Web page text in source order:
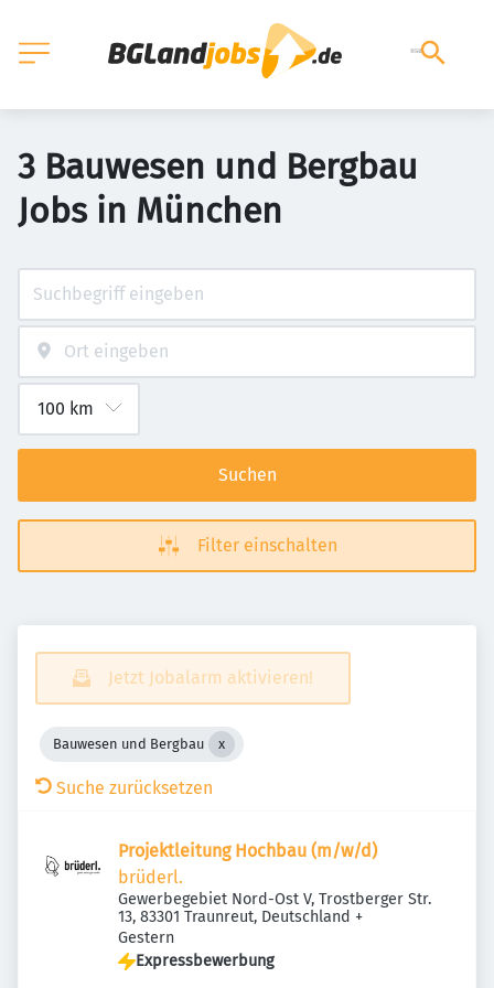
3 Bauwesen und Bergbau
Jobs in München
Suchen
Filter einschalten
Jetzt Jobalarm aktivieren!
Bauwesen und Bergbau
Suche zurücksetzen
Projektleitung Hochbau (m/w/d)
brüderl.
Gewerbegebiet Nord-Ost V, Trostberger Str.
13, 83301 Traunreut, Deutschland +
Veröffentlicht
Gestern
Expressbewerbung